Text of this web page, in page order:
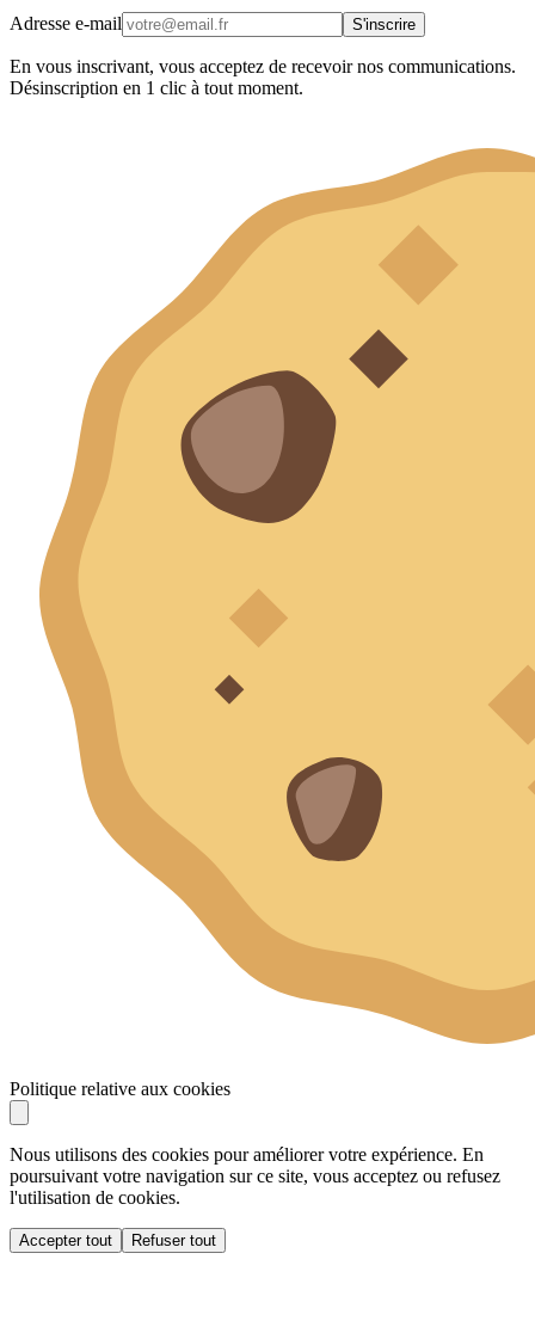
Adresse e-mail S'inscrire
En vous inscrivant, vous acceptez de recevoir nos communications.
Désinscription en 1 clic à tout moment.
Politique relative aux cookies
Nous utilisons des cookies pour améliorer votre expérience. En
poursuivant votre navigation sur ce site, vous acceptez ou refusez
l'utilisation de cookies.
Accepter tout Refuser tout